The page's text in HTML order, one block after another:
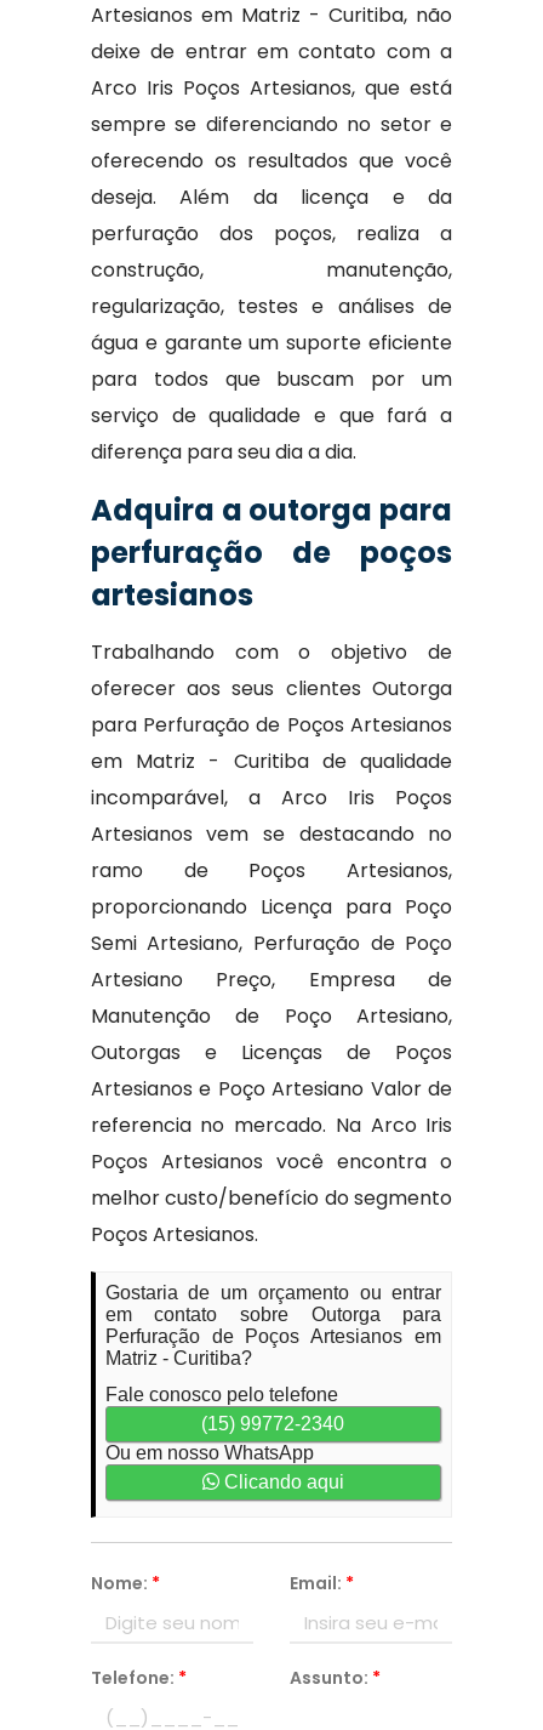
Artesianos em Matriz - Curitiba, não
deixe de entrar em contato com a
Arco Iris Poços Artesianos, que está
sempre se diferenciando no setor e
oferecendo os resultados que você
deseja. Além da licença e da
perfuração dos poços, realiza a
construção, manutenção,
regularização, testes e análises de
água e garante um suporte eficiente
para todos que buscam por um
serviço de qualidade e que fará a
diferença para seu dia a dia.
Adquira a outorga para
perfuração de poços
artesianos
Trabalhando com o objetivo de
oferecer aos seus clientes Outorga
para Perfuração de Poços Artesianos
em Matriz - Curitiba de qualidade
incomparável, a Arco Iris Poços
Artesianos vem se destacando no
ramo de Poços Artesianos,
proporcionando Licença para Poço
Semi Artesiano, Perfuração de Poço
Artesiano Preço, Empresa de
Manutenção de Poço Artesiano,
Outorgas e Licenças de Poços
Artesianos e Poço Artesiano Valor de
referencia no mercado. Na Arco Iris
Poços Artesianos você encontra o
melhor custo/benefício do segmento
Poços Artesianos.
Gostaria de um orçamento ou entrar
em contato sobre Outorga para
Perfuração de Poços Artesianos em
Matriz - Curitiba?
Fale conosco pelo telefone
(15) 99772-2340
Ou em nosso WhatsApp
Clicando aqui
Nome: * Email: *
Telefone: * Assunto: *